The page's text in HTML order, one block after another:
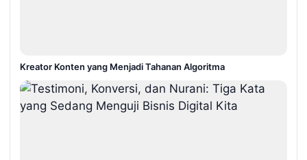
Kreator Konten yang Menjadi Tahanan Algoritma